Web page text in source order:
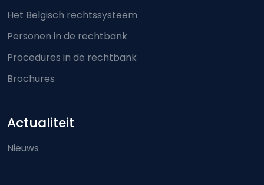
Het Belgisch rechtssysteem
Personen in de rechtbank
Procedures in de rechtbank
Brochures
Actualiteit
Nieuws